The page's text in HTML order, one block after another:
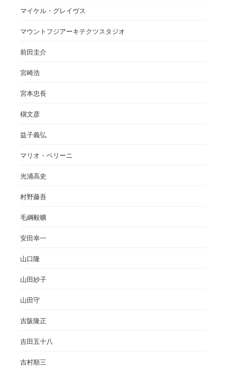
マイケル・グレイヴス
マウントフジアーキテクツスタジオ
前田圭介
宮崎浩
宮本忠長
槇文彦
益子義弘
マリオ・ベリーニ
光浦高史
村野藤吾
毛綱毅曠
安田幸一
山口隆
山田紗子
山田守
吉阪隆正
吉田五十八
吉村順三